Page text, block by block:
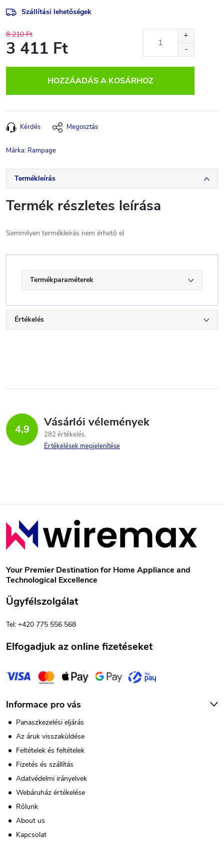
Szállítási lehetőségek
8 210 Ft
3 411 Ft
HOZZÁADÁS A KOSÁRHOZ
Kérdés Megosztás
Márka: Rampage
Termékleírás
Termék részletes leírása
Semmilyen termékleírás nem érhető el
Termékparaméterek
Értékelés
4,9 Vásárlói vélemények
282 értékelés
Értékelések megjelenítése
L
á
b
é
c
Your Premier Destination for Home Appliance and
Technological Excellence
Ügyfélszolgálat
Tel: +420 775 556 568
Elfogadjuk az online fizetéseket
Informace pro vás
Panaszkezelési eljárás
Az áruk visszaküldése
Feltételek és feltételek
Fizetés és szállítás
Adatvédelmi irányelvek
Webáruház értékelése
Rólunk
About us
Kapcsolat